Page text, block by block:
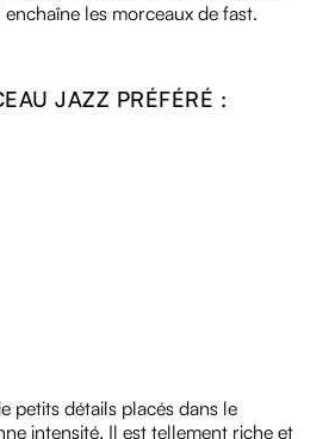
les morceaux de fast.
JAZZ PRÉFÉRÉ :
petits détails placés dans le
intensité. Il est tellement riche et